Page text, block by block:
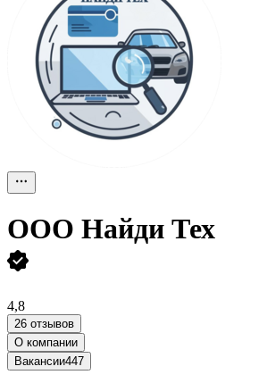
ООО Найди Тех
4,8
26 отзывов
О компании
Вакансии447